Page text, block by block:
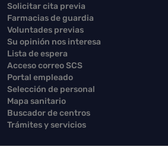
Solicitar cita previa
Farmacias de guardia
Voluntades previas
Su opinión nos interesa
Lista de espera
Acceso correo SCS
Portal empleado
Selección de personal
Mapa sanitario
Buscador de centros
Trámites y servicios